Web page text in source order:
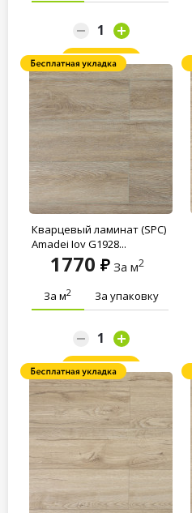
Заказать
Кварцевый ламинат (SPC)
Amadei Joy G1928...
1770 За м2
За м2 За упаковку
Заказать